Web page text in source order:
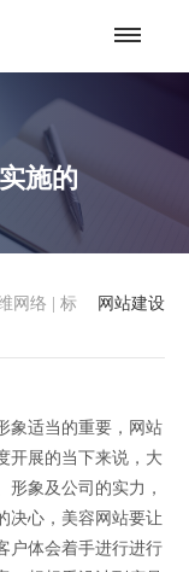
施的
网站建设
网络
标
适当的重要，网站
开展的当下来说，大
形象及公司的实力，
决心，美容网站要让
户体会着手进行进行